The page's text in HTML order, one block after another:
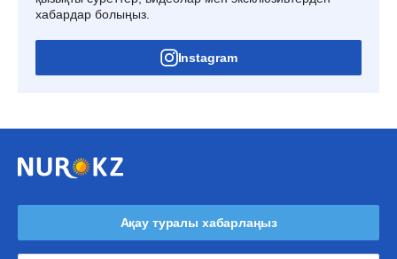
хабардар болыңыз.
Instagram
Ақау туралы хабарлаңыз